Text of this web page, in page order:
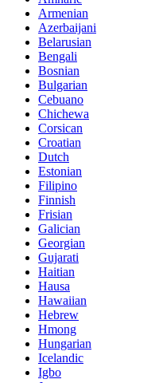
Armenian
Azerbaijani
Belarusian
Bengali
Bosnian
Bulgarian
Cebuano
Chichewa
Corsican
Croatian
Dutch
Estonian
Filipino
Finnish
Frisian
Galician
Georgian
Gujarati
Haitian
Hausa
Hawaiian
Hebrew
Hmong
Hungarian
Icelandic
Igbo